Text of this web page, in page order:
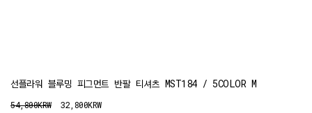
선플라워 블루밍 피그먼트 반팔 티셔츠 MST184 / 5COLOR M
54,800KRW 32,800KRW